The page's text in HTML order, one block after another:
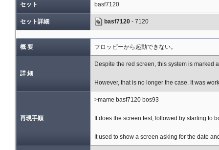
セット basf7120
セット詳細 basf7120 - 7120
概 要 フロッピーから起動できない。
詳 細
Despite the red screen, this system is marked
However, that is no longer the case. It was
再現手順
>mame basf7120 bos93
It does the screen test, followed by starting to
It used to show a screen asking for the date